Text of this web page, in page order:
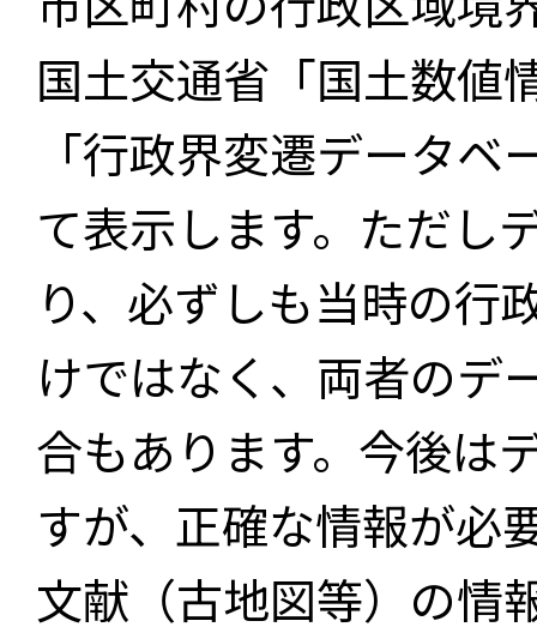
国土交通省「国土数値
「行政界変遷データ
て表示します。ただし
り、必ずしも当時の行
けではなく、両者のデ
合もあります。今後は
すが、正確な情報が必
文献（古地図等）の情